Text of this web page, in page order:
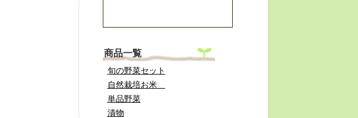
商品一覧
旬の野菜セット
自然栽培お米
単品野菜
漬物